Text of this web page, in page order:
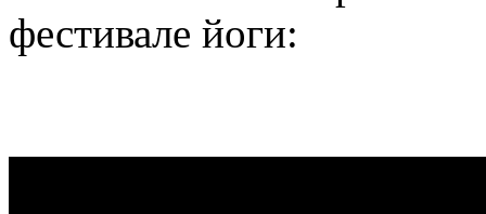
фестивале йоги: